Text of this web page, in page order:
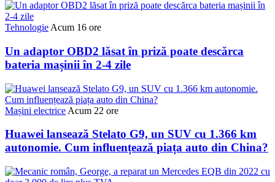
Tehnologie Acum 16 ore
Un adaptor OBD2 lăsat în priză poate descărca
bateria mașinii în 2-4 zile
Mașini electrice Acum 22 ore
Huawei lansează Stelato G9, un SUV cu 1.366 km
autonomie. Cum influențează piața auto din China?